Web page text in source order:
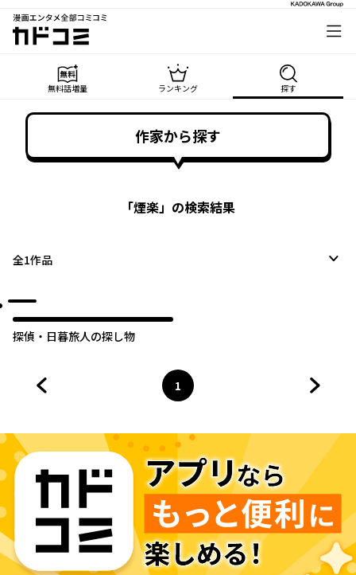
漫画エンタメ全部コミコミ
カドコミ
無料話増量 ランキング 探す
作家から探す
「煙楽」の検索結果
全1作品
探偵・日暮旅人の探し物
ページ
1
へ